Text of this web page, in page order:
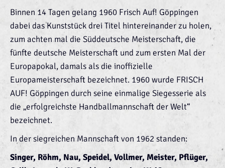
Binnen 14 Tagen gelang 1960 Frisch Auf! Göppingen
dabei das Kunststück drei Titel hintereinander zu holen,
zum achten mal die Süddeutsche Meisterschaft, die
fünfte deutsche Meisterschaft und zum ersten Mal der
Europapokal, damals als die inoffizielle
Europameisterschaft bezeichnet. 1960 wurde FRISCH
AUF! Göppingen durch seine einmalige Siegesserie als
die „erfolgreichste Handballmannschaft der Welt“
bezeichnet.
In der siegreichen Mannschaft von 1962 standen:
Singer, Röhm, Nau, Speidel, Vollmer, Meister, Pflüger,